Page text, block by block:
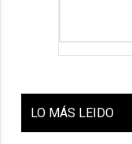
LO MÁS LEIDO